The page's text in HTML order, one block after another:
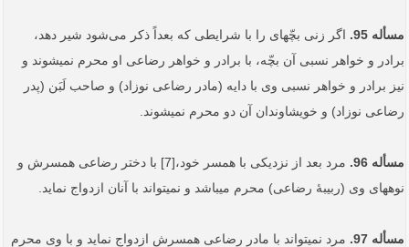
مسأله 95.
اگر زنی بچّه‏ای را با شرایطی که بعداً‌ ذکر می‌شود شیر دهد،
برادر و خواهر نسبی آن بچّه، با برادر و خواهر رضاعی او محرم نمی­شوند و
نیز برادر و خواهر نسبی وی با دایه (مادر رضاعی نوزاد) و صاحب لَبَن (پدر
رضاعی نوزاد) و خویشاوندان آن دو محرم نمی­شوند.
مسأله 96.
مرد بعد از نزدیکی با همسر خود،[7] با دختر رضاعی همسرش و
نوه­های وی (ربیبۀ رضاعی) محرم می­باشد و نمی­تواند با آنان ازدواج نماید.
مسأله 97.
مرد نمی­تواند با مادر رضاعی همسرش ازدواج نماید و با وی محرم